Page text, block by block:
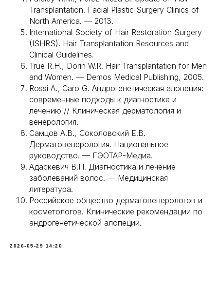
Transplantation. Facial Plastic Surgery Clinics of
North America. — 2013.
International Society of Hair Restoration Surgery
(ISHRS). Hair Transplantation Resources and
Clinical Guidelines.
True R.H., Dorin W.R. Hair Transplantation for Men
and Women. — Demos Medical Publishing, 2005.
Rossi A., Caro G. Андрогенетическая алопеция:
современные подходы к диагностике и
лечению // Клиническая дерматология и
венерология.
Самцов А.В., Соколовский Е.В.
Дерматовенерология. Национальное
руководство. — ГЭОТАР-Медиа.
Адаскевич В.П. Диагностика и лечение
заболеваний волос. — Медицинская
литература.
Российское общество дерматовенерологов и
косметологов. Клинические рекомендации по
андрогенетической алопеции.
2026-05-29 14:20